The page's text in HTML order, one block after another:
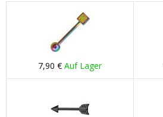
7,90 € Auf Lager